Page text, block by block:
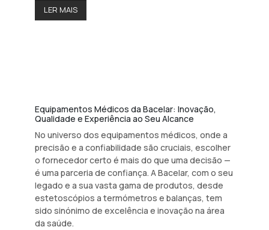
LER MAIS
Equipamentos Médicos da Bacelar: Inovação,
Qualidade e Experiência ao Seu Alcance
No universo dos equipamentos médicos, onde a
precisão e a confiabilidade são cruciais, escolher
o fornecedor certo é mais do que uma decisão —
é uma parceria de confiança. A Bacelar, com o seu
legado e a sua vasta gama de produtos, desde
estetoscópios a termómetros e balanças, tem
sido sinónimo de excelência e inovação na área
da saúde.